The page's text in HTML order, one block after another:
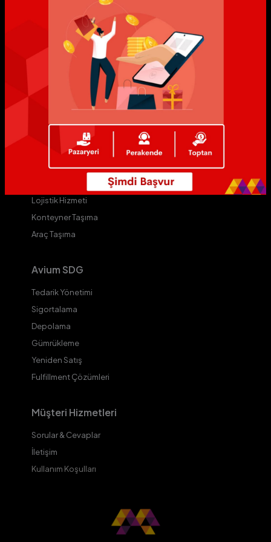
MyAvium
ALive
Yıldız Markalar
Yıldızlı Mağazalar
Avium D
Kurye Hizmeti
Lojistik Hizmeti
Konteyner Taşıma
Araç Taşıma
Avium SDG
Tedarik Yönetimi
Sigortalama
Depolama
Gümrükleme
Yeniden Satış
Fulfillment Çözümleri
Müşteri Hizmetleri
Sorular & Cevaplar
İletişim
Kullanım Koşulları